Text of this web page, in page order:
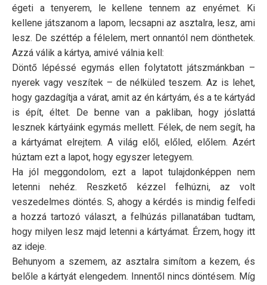
égeti a tenyerem, le kellene tennem az enyémet. Ki
kellene játszanom a lapom, lecsapni az asztalra, lesz, ami
lesz. De széttép a félelem, mert onnantól nem dönthetek.
Azzá válik a kártya, amivé válnia kell:
Döntő lépéssé egymás ellen folytatott játszmánkban –
nyerek vagy veszítek – de nélküled teszem. Az is lehet,
hogy gazdagítja a várat, amit az én kártyám, és a te kártyád
is épít, éltet. De benne van a pakliban, hogy jóslattá
lesznek kártyáink egymás mellett. Félek, de nem segít, ha
a kártyámat elrejtem. A világ elől, előled, előlem. Azért
húztam ezt a lapot, hogy egyszer letegyem.
Ha jól meggondolom, ezt a lapot tulajdonképpen nem
letenni nehéz. Reszkető kézzel felhúzni, az volt
veszedelmes döntés. S, ahogy a kérdés is mindig felfedi
a hozzá tartozó választ, a felhúzás pillanatában tudtam,
hogy milyen lesz majd letenni a kártyámat. Érzem, hogy itt
az ideje.
Behunyom a szemem, az asztalra simítom a kezem, és
belőle a kártyát elengedem. Innentől nincs döntésem. Míg